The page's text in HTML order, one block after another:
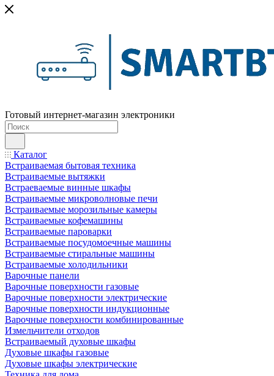
Готовый интернет-магазин электроники
Каталог
Встраиваемая бытовая техника
Встраиваемые вытяжки
Встраеваемые винные шкафы
Встраиваемые микроволновые печи
Встраиваемые морозильные камеры
Встраиваемые кофемашины
Встраиваемые пароварки
Встраиваемые посудомоечные машины
Встраиваемые стиральные машины
Встраиваемые холодильники
Варочные панели
Варочные поверхности газовые
Варочные поверхности электрические
Варочные поверхности индукционные
Варочные поверхности комбинированные
Измельчители отходов
Встраиваемый духовые шкафы
Духовые шкафы газовые
Духовые шкафы электрические